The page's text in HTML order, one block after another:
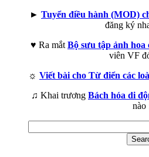
► Tuyển điều hành (MOD)
đăng ký
♥ Ra mắt Bộ sưu tập ảnh hoa
viên VF
☼ Viết bài cho Từ điển các
♫ Khai trương Bách hóa di
nào